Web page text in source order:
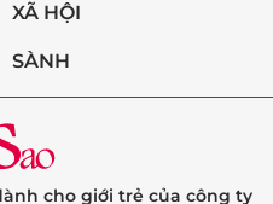
XÃ HỘI
SÀNH
cho giới trẻ của công ty